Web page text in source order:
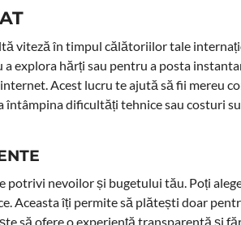
viteză în timpul călătoriilor tale
explora hărți sau pentru a posta
Acest lucru te ajută să fii mereu
întâmpina dificultăți tehnice sau costuri
nevoilor și bugetului tău. Poți
Aceasta îți permite să plătești doar
să ofere o experiență transparentă și